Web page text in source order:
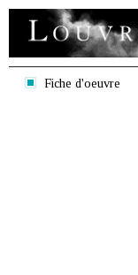
Fiche d'oeuvre